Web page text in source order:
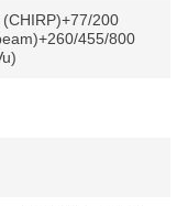
200
455/800